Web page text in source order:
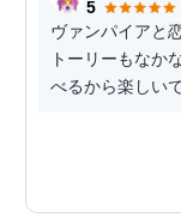
5
ヴァンパイアと
トーリーもなか
べるから楽しい